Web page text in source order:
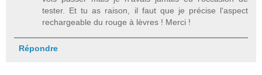
tester. Et tu as raison, il faut que je précise l'aspect
rechargeable du rouge à lèvres ! Merci !
Répondre